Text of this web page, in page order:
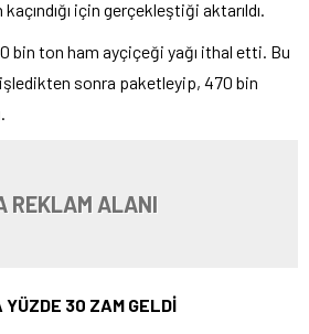
için gerçekleştiği aktarıldı.
bin ton ham ayçiçeği yağı ithal etti. Bu
sonra paketleyip, 470 bin
REKLAM ALANI
YÜZDE 30 ZAM GELDİ